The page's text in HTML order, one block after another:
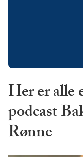
Her er alle
podcast
Rønne